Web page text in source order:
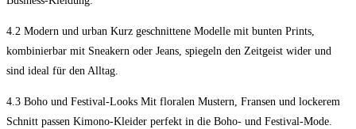
4.2 Modern und urban Kurz geschnittene Modelle mit bunten Prints,
kombinierbar mit Sneakern oder Jeans, spiegeln den Zeitgeist wider und
sind ideal für den Alltag.
4.3 Boho und Festival-Looks Mit floralen Mustern, Fransen und lockerem
Schnitt passen Kimono-Kleider perfekt in die Boho- und Festival-Mode.